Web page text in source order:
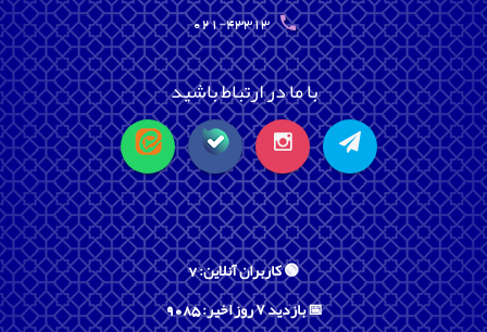
021-43313
با ما در ارتباط باشید
🟢 کاربران آنلاین: 7
📅 بازدید ۷ روز اخیر: 9085